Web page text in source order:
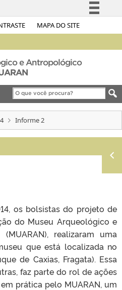
MAPA DO SITE
Simplifique!
Acesso à informação
Legislação
Canais
e Antropológico
Informe 2
os bolsistas do projeto de
do Museu Arqueológico e
realizaram uma
que está localizada no
de Caxias, Fragata). Essa
faz parte do rol de ações
prática pelo MUARAN, um